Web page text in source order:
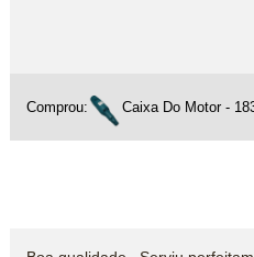
Comprou: Caixa Do Motor -